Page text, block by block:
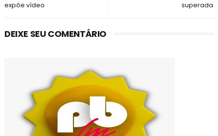
superada
expõe vídeo
DEIXE SEU COMENTÁRIO